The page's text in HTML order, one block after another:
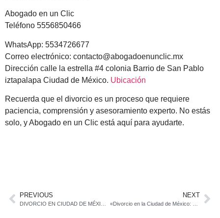
Abogado en un Clic
Teléfono 5556850466
WhatsApp: 5534726677
Correo electrónico: contacto@abogadoenunclic.mx
Dirección calle la estrella #4 colonia Barrio de San Pablo
iztapalapa Ciudad de México. Ubicación
Recuerda que el divorcio es un proceso que requiere
paciencia, comprensión y asesoramiento experto. No estás
solo, y Abogado en un Clic está aquí para ayudarte.
PREVIOUS NEXT